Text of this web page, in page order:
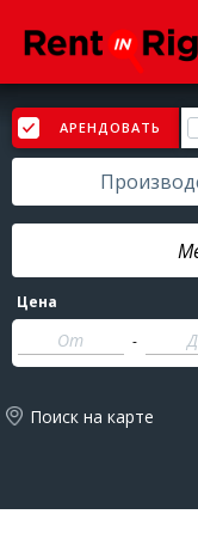
АРЕНДОВАТЬ
Цена
-
Поиск на карте